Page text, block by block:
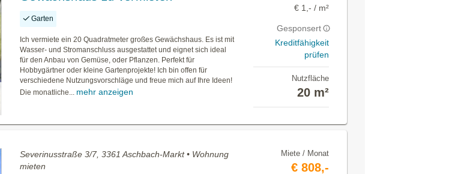
Garten
Ich vermiete ein 20 Quadratmeter großes Gewächshaus. Es ist mit
Wasser- und Stromanschluss ausgestattet und eignet sich ideal
für den Anbau von Gemüse, oder Pflanzen. Perfekt für
Hobbygärtner oder kleine Gartenprojekte! Ich bin offen für
verschiedene Nutzungsvorschläge und freue mich auf Ihre Ideen!
Die monatliche... mehr anzeigen
€ 1,- / m²
Gesponsert
Kreditfähigkeit
prüfen
Nutzfläche
20 m²
Severinusstraße 3/7, 3361 Aschbach-Markt • Wohnung
mieten
Miete / Monat
€ 808,-